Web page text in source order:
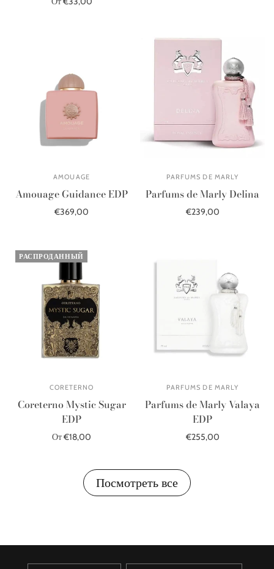
AMOUAGE
Amouage Guidance EDP
€369,00
PARFUMS DE MARLY
Parfums de Marly Delina
€239,00
РАСПРОДАННЫЙ
CORETERNO
Coreterno Mystic Sugar
EDP
От €18,00
PARFUMS DE MARLY
Parfums de Marly Valaya
EDP
€255,00
Посмотреть все